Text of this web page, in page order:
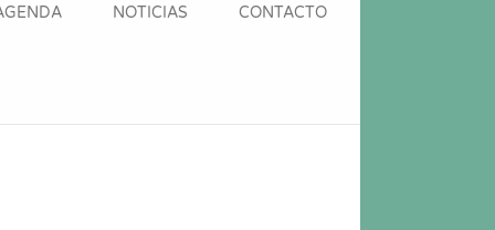
NOTICIAS CONTACTO